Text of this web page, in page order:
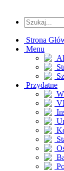
Strona
Menu
Przydatne